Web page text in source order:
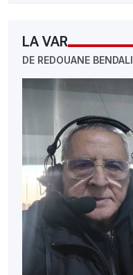
LA VAR
DE REDOUANE BENDALI